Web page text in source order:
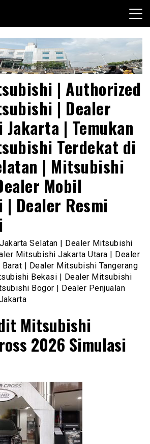
| Authorized
| Dealer
| Temukan
Terdekat di
| Mitsubishi
Mobil
Dealer Resmi
Selatan | Dealer Mitsubishi
Mitsubishi Jakarta Utara | Dealer
| Dealer Mitsubishi Tangerang
Bekasi | Dealer Mitsubishi
Bogor | Dealer Penjualan
Mitsubishi
2026 Simulasi